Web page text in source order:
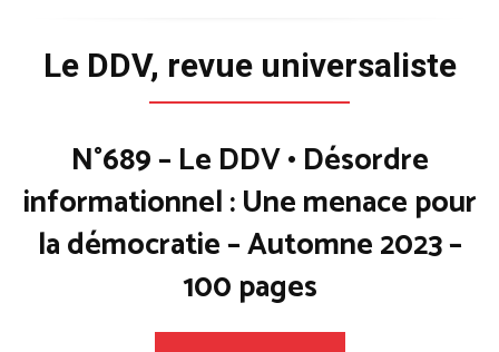
Le DDV, revue universaliste
N°689 – Le DDV • Désordre
informationnel : Une menace pour
la démocratie – Automne 2023 –
100 pages